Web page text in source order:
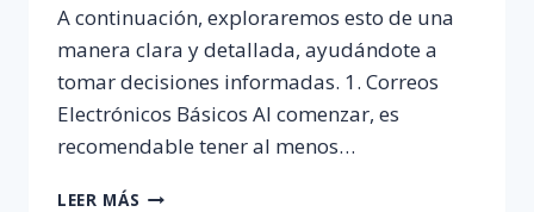
A continuación, exploraremos esto de una
manera clara y detallada, ayudándote a
tomar decisiones informadas. 1. Correos
Electrónicos Básicos Al comenzar, es
recomendable tener al menos…
LEER MÁS ¿CUÁNTOS